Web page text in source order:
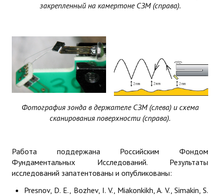
закрепленный на камертоне СЗМ (справа).
Фотография зонда в держателе СЗМ (слева) и схема
сканирования поверхности (справа).
Работа поддержана Российским Фондом
Фундаментальных Исследований. Результаты
исследований запатентованы и опубликованы:
Presnov, D. E., Bozhev, I. V., Miakonkikh, A. V., Simakin, S.